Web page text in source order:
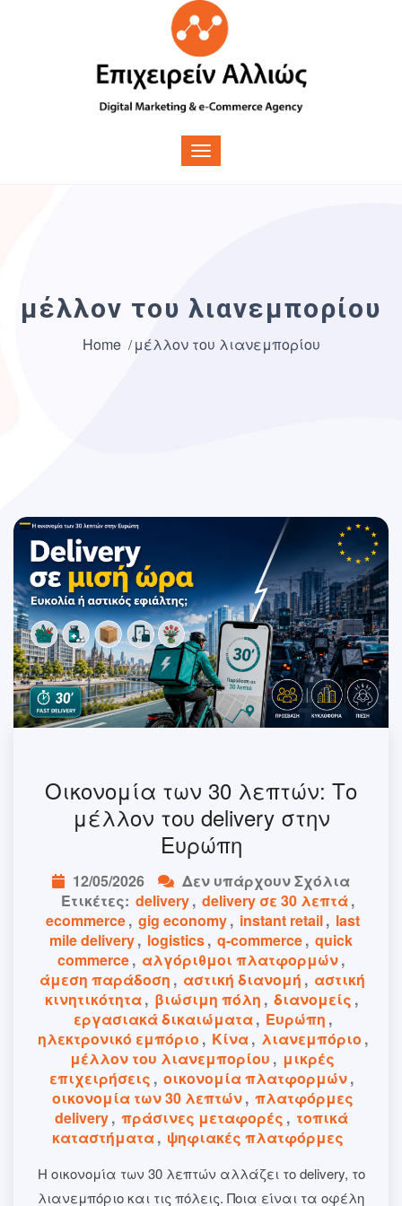
μέλλον του λιανεμπορίου
Home μέλλον του λιανεμπορίου
Οικονομία των 30 λεπτών: Το
μέλλον του delivery στην
Ευρώπη
12/05/2026
Δεν υπάρχουν Σχόλια
Ετικέτες: delivery, delivery σε 30 λεπτά,
ecommerce, gig economy, instant retail, last
mile delivery, logistics, q-commerce, quick
commerce, αλγόριθμοι πλατφορμών,
άμεση παράδοση , αστική διανομή , αστική
κινητικότητα, βιώσιμη πόλη , διανομείς ,
εργασιακά δικαιώματα, Ευρώπη ,
ηλεκτρονικό εμπόριο , Κίνα, λιανεμπόριο ,
μέλλον του λιανεμπορίου , μικρές
επιχειρήσεις , οικονομία πλατφορμών,
οικονομία των 30 λεπτών, πλατφόρμες
delivery, πράσινες μεταφορές , τοπικά
καταστήματα, ψηφιακές πλατφόρμες
Η οικονομία των 30 λεπτών αλλάζει το delivery, το
λιανεμπόριο και τις πόλεις. Ποια είναι τα οφέλη